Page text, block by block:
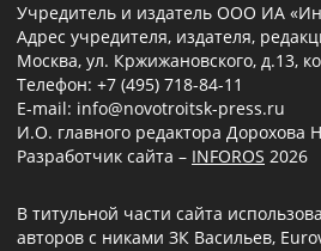
Учредитель и издатель ООО ИА
Адрес учредителя, издателя,
Москва, ул. Кржижановского, д.13,
Телефон: +7 (495) 718-84-11
E-mail: info@novotroitsk-press.ru
И.О. главного редактора Дорохова
Разработчик сайта – INFOROS 2026
В титульной части сайта
авторов с никами ЗК Васильев,